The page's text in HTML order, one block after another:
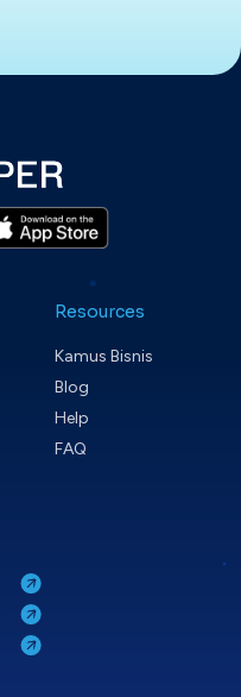
Resources
Kamus Bisnis
Blog
Help
FAQ